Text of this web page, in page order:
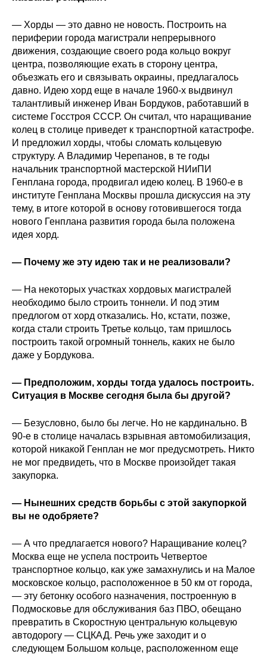
Стандарты оформления
Семинары
Энергетический семинар
Российско-французский семинар
ЦДУ
Отрасли и регионы
Inforum
Ученый совет
Материалы
О совете
Регулярные прогнозы
Квартальный прогноз
Оценка индекса промышленного
Российская Система Климатического
экономика России»
Кафедра МФТИ
Кафедра МАДИ
Аспирантура
Об аспирантуре
— Хорды — это давно не новость. Построить на
периферии города магистрали непрерывного
движения, создающие своего рода кольцо вокруг
центра, позволяющие ехать в сторону центра,
объезжать его и связывать окраины, предлагалось
давно. Идею хорд еще в начале 1960-х выдвинул
талантливый инженер Иван Бордуков, работавший в
системе Госстроя СССР. Он считал, что наращивание
колец в столице приведет к транспортной катастрофе.
И предложил хорды, чтобы сломать кольцевую
структуру. А Владимир Черепанов, в те годы
начальник транспортной мастерской НИиПИ
Генплана города, продвигал идею колец. В 1960-е в
институте Генплана Москвы прошла дискуссия на эту
тему, в итоге которой в основу готовившегося тогда
нового Генплана развития города была положена
идея хорд.
— Почему же эту идею так и не реализовали?
— На некоторых участках хордовых магистралей
необходимо было строить тоннели. И под этим
предлогом от хорд отказались. Но, кстати, позже,
когда стали строить Третье кольцо, там пришлось
построить такой огромный тоннель, каких не было
даже у Бордукова.
— Предположим, хорды тогда удалось построить.
Ситуация в Москве сегодня была бы другой?
— Безусловно, было бы легче. Но не кардинально. В
90-е в столице началась взрывная автомобилизация,
которой никакой Генплан не мог предусмотреть. Никто
не мог предвидеть, что в Москве произойдет такая
закупорка.
— Нынешних средств борьбы с этой закупоркой
вы не одобряете?
— А что предлагается нового? Наращивание колец?
Москва еще не успела построить Четвертое
транспортное кольцо, как уже замахнулись и на Малое
московское кольцо, расположенное в 50 км от города,
— эту бетонку особого назначения, построенную в
Подмосковье для обслуживания баз ПВО, обещано
превратить в Скоростную центральную кольцевую
автодорогу — СЦКАД. Речь уже заходит и о
следующем Большом кольце, расположенном еще